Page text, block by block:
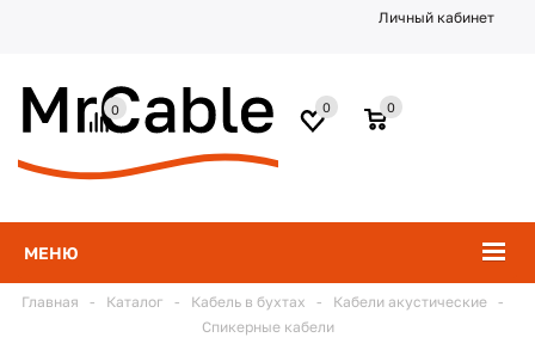
Личный кабинет
МЕНЮ
0
0
0
Главная - Каталог - Кабель в бухтах - Кабели акустические
-
Спикерные кабели